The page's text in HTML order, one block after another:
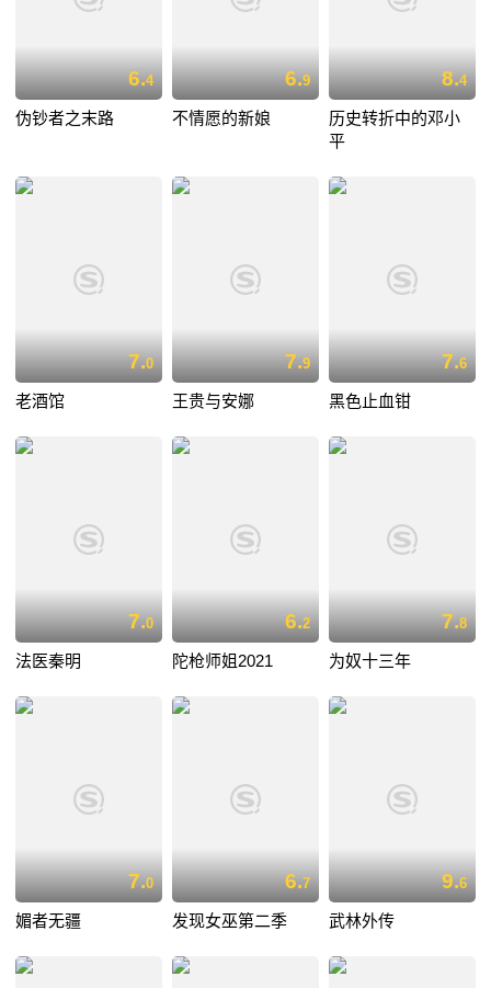
6.4
伪钞者之末路
6.9
不情愿的新娘
8.4
历史转折中的邓小
平
7.0
老酒馆
7.9
王贵与安娜
7.6
黑色止血钳
7.0
法医秦明
6.2
陀枪师姐2021
7.8
为奴十三年
7.0
媚者无疆
6.7
发现女巫第二季
9.6
武林外传